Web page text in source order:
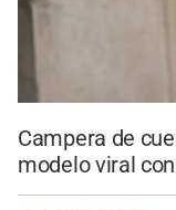
Campera de
modelo viral